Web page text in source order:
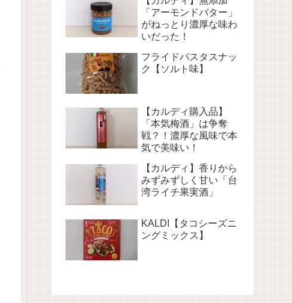
「アーモンドバター」
がねっとり濃厚な味わ
いだった！
フライドパスタスナッ
ク【ソルト味】
【カルディ購入品】
「本気梅酒」は争奪
戦？！濃厚な風味で本
気で美味い！
【カルディ】香りから
みずみずしく甘い「台
湾ライチ果実酒」
KALDI【タコシーズニ
ングミックス】